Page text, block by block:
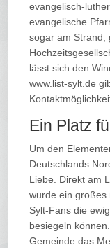
evangelisch-
evangelische
sogar am Strand,
lässt sich den
www.list-sylt.de
Ein Platz
Um den
Deutschlands
Liebe. Direkt am
wurde ein großes
Sylt-Fans die
besiegeln
Gemeinde das